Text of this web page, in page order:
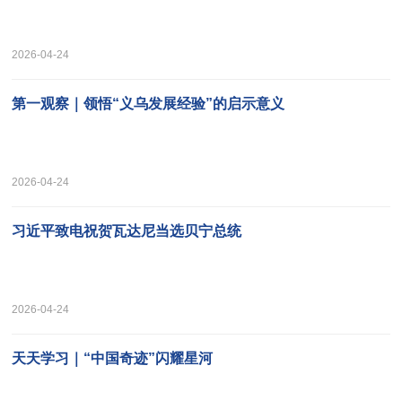
2026-04-24
第一观察｜领悟“义乌发展经验”的启示意义
2026-04-24
习近平致电祝贺瓦达尼当选贝宁总统
2026-04-24
天天学习｜“中国奇迹”闪耀星河